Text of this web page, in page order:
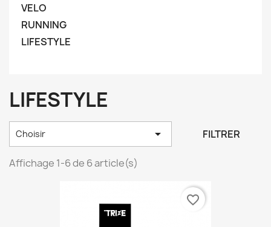
VELO
RUNNING
LIFESTYLE
LIFESTYLE
Choisir  FILTRER
Affichage 1-6 de 6 article(s)
favorite_border